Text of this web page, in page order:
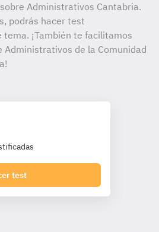
Administrativos Cantabria.
podrás hacer test
¡También te facilitamos
de la Comunidad
test